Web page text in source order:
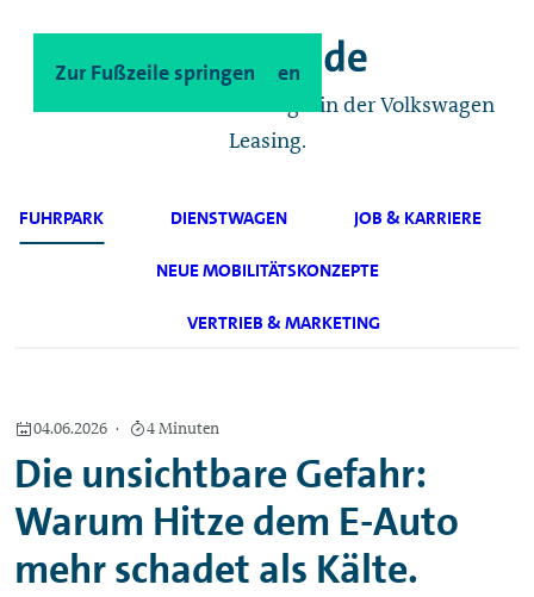
Zum Hauptinhalt springen
Zur Fußzeile springen
Das Geschäftskunden-Magazin der Volkswagen
Leasing.
FUHRPARK DIENSTWAGEN JOB & KARRIERE
NEUE MOBILITÄTSKONZEPTE
VERTRIEB & MARKETING
04.06.2026 4 Minuten
Die unsichtbare Gefahr:
Warum Hitze dem E-Auto
mehr schadet als Kälte.